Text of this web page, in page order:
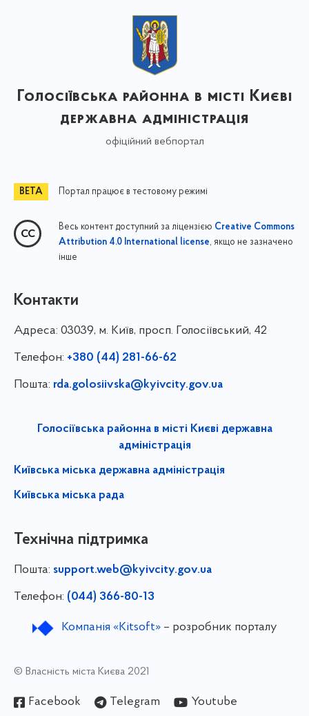
Голосіївська районна в місті Києві
державна адміністрація
офіційний вебпортал
Портал працює в тестовому режимі
Весь контент доступний за ліцензією Creative Commons
Attribution 4.0 International license, якщо не зазначено
інше
Контакти
Адреса: 03039, м. Київ, просп. Голосіївський, 42
Телефон: +380 (44) 281-66-62
Пошта: rda.golosiivska@kyivcity.gov.ua
Голосіївська районна в місті Києві державна
адміністрація
Київська міська державна адміністрація
Київська міська рада
Технічна підтримка
Пошта: support.web@kyivcity.gov.ua
Телефон: (044) 366-80-13
Компанія «Kitsoft»– розробник порталу
© Власність міста Києва 2021
Facebook Telegram Youtube